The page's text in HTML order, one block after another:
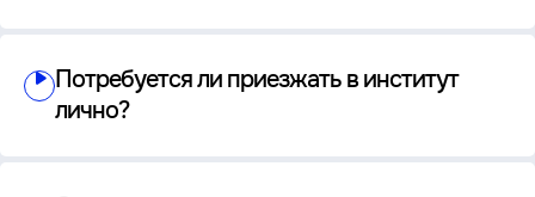
Потребуется ли приезжать в институт
лично?